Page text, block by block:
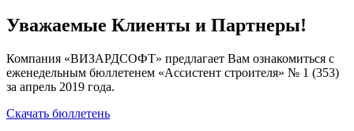
Уважаемые Клиенты и Партнеры!
Компания «ВИЗАРДСОФТ» предлагает Вам ознакомиться с
еженедельным бюллетенем «Ассистент строителя» № 1 (353)
за апрель 2019 года.
Скачать бюллетень